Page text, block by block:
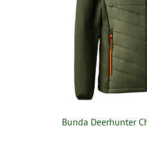
Bunda Deerhunter